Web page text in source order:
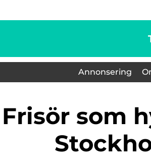
Annonsering
Frisör som hyr stol i